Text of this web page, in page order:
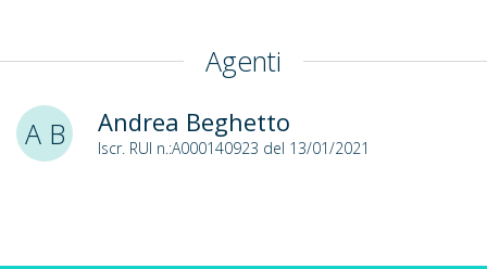
Agenti
A B
Andrea Beghetto
Iscr. RUI n.:A000140923 del 13/01/2021